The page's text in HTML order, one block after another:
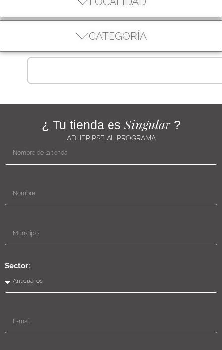
CATEGORÍA
¿ Tu tienda es Singular?
ADHERIRSE AL PROGRAMA
Sector: